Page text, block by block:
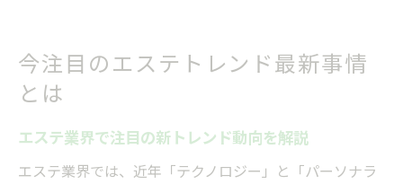
エステ業界が迎える2025年の新たな潮流
2025年の美容エステ人気メニューを読み解
く
今注目のエステトレンド最新事情
とは
エステ業界で注目の新トレンド動向を解説
エステ業界では、近年「テクノロジー」と「パーソナラ